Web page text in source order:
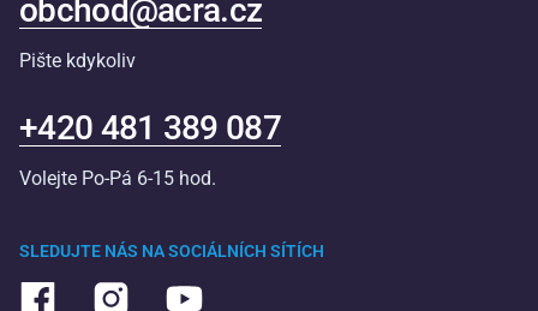
SLEDUJTE NÁS NA SOCIÁLNÍCH SÍTÍCH
obchod@acra.cz
Pište kdykoliv
+420 481 389 087
Volejte Po-Pá 6-15 hod.